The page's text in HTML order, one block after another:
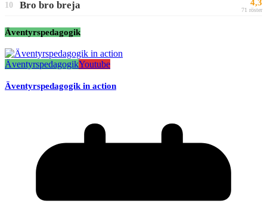
10 Bro bro breja 4,3
71 röster
Äventyrspedagogik
ÄventyrspedagogikYoutube
Äventyrspedagogik in action